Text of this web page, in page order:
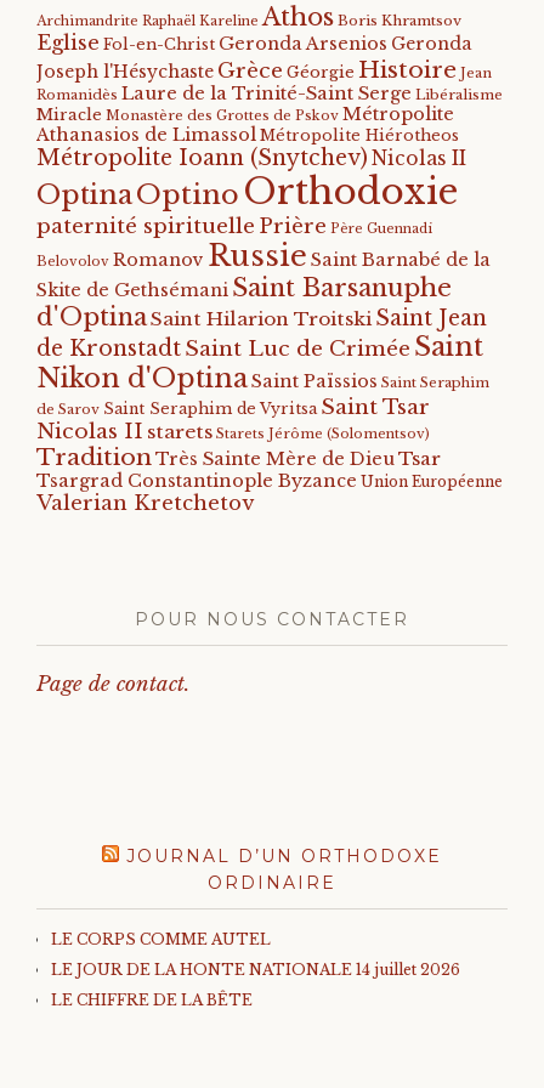
Archimandrite Raphaël Kareline Athos Boris Khramtsov
Eglise Fol-en-Christ Geronda Arsenios Geronda
Joseph l'Hésychaste Grèce Géorgie Histoire Jean
Romanidès Laure de la Trinité-Saint Serge Libéralisme
Miracle Monastère des Grottes de Pskov Métropolite
Athanasios de Limassol Métropolite Hiérotheos
Métropolite Ioann (Snytchev) Nicolas II
OptinaOptino Orthodoxie
paternité spirituelle Prière Père Guennadi
Belovolov Romanov Russie Saint Barnabé de la
Skite de Gethsémani Saint Barsanuphe
d'OptinaSaint Hilarion Troitski Saint Jean
de KronstadtSaint Luc de Crimée Saint
Nikon d'OptinaSaint Païssios Saint Seraphim
de Sarov Saint Seraphim de Vyritsa Saint Tsar
Nicolas II starets Starets Jérôme (Solomentsov)
TraditionTrès Sainte Mère de DieuTsar
Tsargrad Constantinople Byzance Union Européenne
Valerian Kretchetov
POUR NOUS CONTACTER
Page de contact.
JOURNAL D’UN ORTHODOXE
ORDINAIRE
LE CORPS COMME AUTEL
LE JOUR DE LA HONTE NATIONALE 14 juillet 2026
LE CHIFFRE DE LA BÊTE